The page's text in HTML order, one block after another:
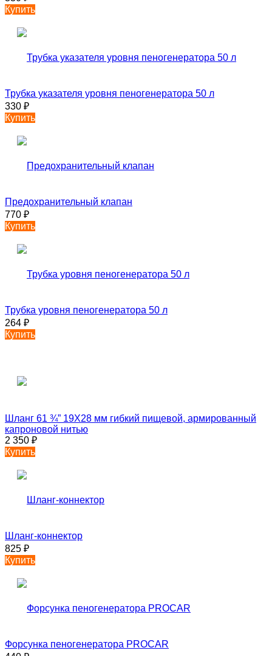
Купить
Трубка указателя уровня пеногенератора 50 л
330 ₽
Купить
Предохранительный клапан
770 ₽
Купить
Трубка уровня пеногенератора 50 л
264 ₽
Купить
Шланг 61 ¾” 19X28 мм гибкий пищевой, армированный
капроновой нитью
2 350 ₽
Купить
Шланг-коннектор
825 ₽
Купить
Форсунка пеногенератора PROCAR